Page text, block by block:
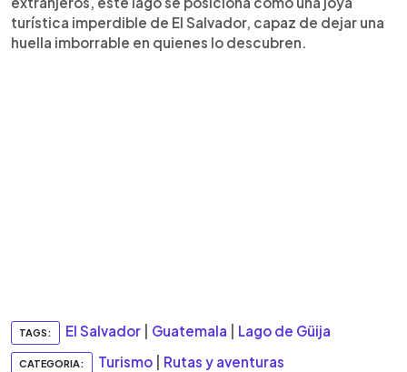
turística imperdible de El Salvador, capaz de dejar una
huella imborrable en quienes lo descubren.
TAGS: El Salvador Guatemala Lago de Güija
CATEGORIA: Turismo Rutas y aventuras